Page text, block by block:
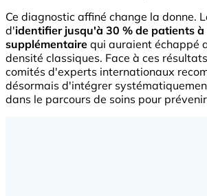
Ce diagnostic affiné change la donne.
d'identifier jusqu'à 30 % de patients à
supplémentaire qui auraient échappé
densité classiques. Face à ces
comités d'experts internationaux
désormais d'intégrer
dans le parcours de soins pour